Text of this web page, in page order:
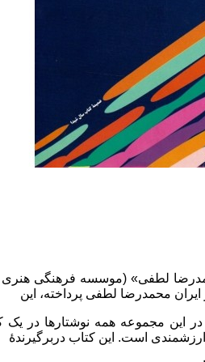
لطفی» (موسسه فرهنگی هنری
محمدرضا لطفی پرداخته، این
مجموعه همه نوشتارها در یک
است. این کتاب دربرگیرندهٔ